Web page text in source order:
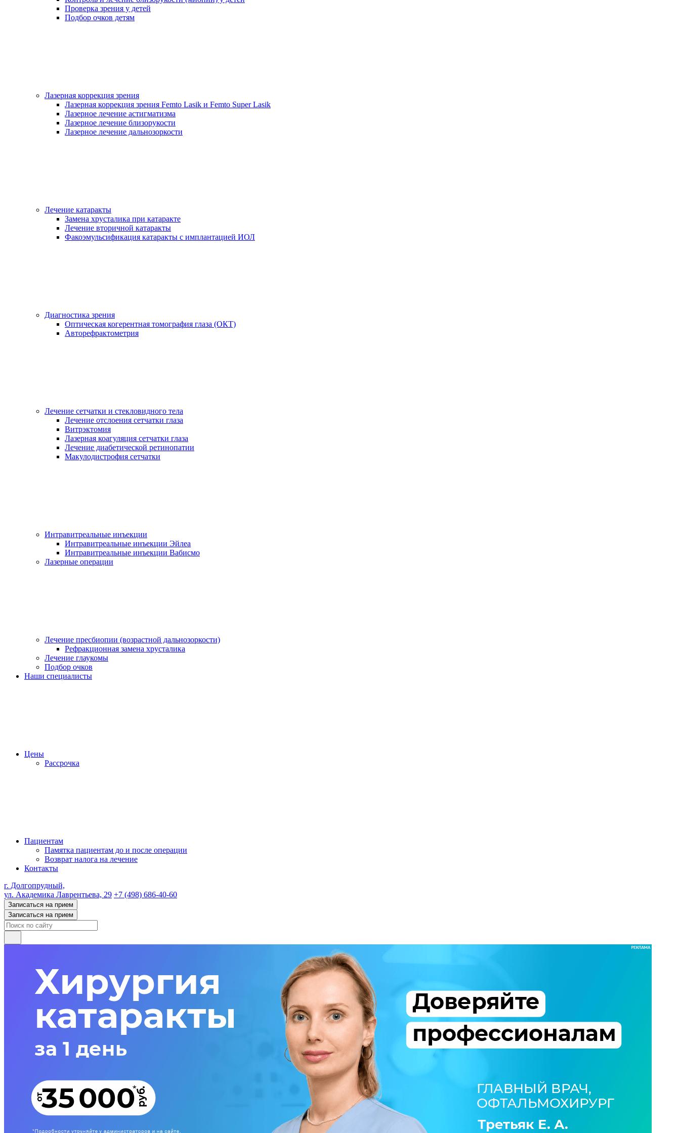
Проверка зрения у детей
Подбор очков детям
Лазерная коррекция зрения
Лазерная коррекция зрения Femto Lasik и Femto Super Lasik
Лазерное лечение астигматизма
Лазерное лечение близорукости
Лазерное лечение дальнозоркости
Лечение катаракты
Замена хрусталика при катаракте
Лечение вторичной катаракты
Факоэмульсификация катаракты с имплантацией ИОЛ
Диагностика зрения
Оптическая когерентная томография глаза (ОКТ)
Авторефрактометрия
Лечение сетчатки и стекловидного тела
Лечение отслоения сетчатки глаза
Витрэктомия
Лазерная коагуляция сетчатки глаза
Лечение диабетической ретинопатии
Макулодистрофия сетчатки
Интравитреальные инъекции
Интравитреальные инъекции Эйлеа
Интравитреальные инъекции Вабисмо
Лазерные операции
Лечение пресбиопии (возрастной дальнозоркости)
Рефракционная замена хрусталика
Лечение глаукомы
Подбор очков
Наши специалисты
Цены
Рассрочка
Пациентам
Памятка пациентам до и после операции
Возврат налога на лечение
Контакты
г. Долгопрудный,
ул. Академика Лаврентьева, 29 +7 (498) 686-40-60
Записаться на прием
Записаться на прием